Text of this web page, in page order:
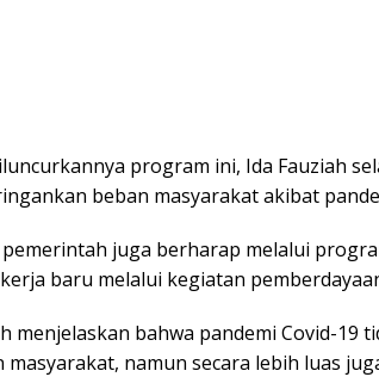
program ini, Ida Fauziah
beban masyarakat akibat
juga berharap melalui
baru melalui kegiatan
menjelaskan bahwa pandemi Covid-19
masyarakat, namun secara lebih luas